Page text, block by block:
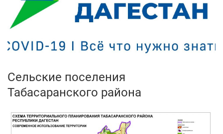
Сельские поселения
Табасаранского района